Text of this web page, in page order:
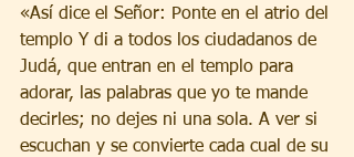
«Así dice el Señor: Ponte en el atrio del
templo Y di a todos los ciudadanos de
Judá, que entran en el templo para
adorar, las palabras que yo te mande
decirles; no dejes ni una sola. A ver si
escuchan y se convierte cada cual de su